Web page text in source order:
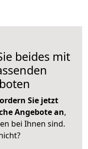
beides mit
Sie jetzt
Angebote an,
bei Ihnen sind.